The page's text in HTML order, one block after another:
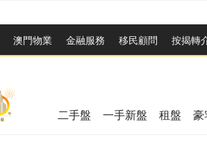
澳門物業 金融服務 移民顧問 按揭轉
二手盤 一手新盤 租盤 豪